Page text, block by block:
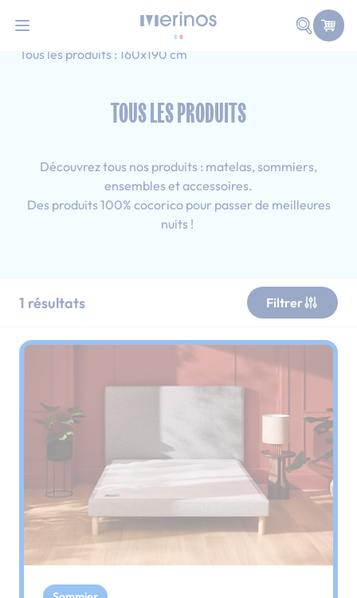
Faire
Accueil
Adulte
Tous les produits : 160x190 cm
TOUS LES PRODUITS
Découvrez tous nos produits : matelas, sommiers,
ensembles et accessoires.
Des produits 100% cocorico pour passer de meilleures
nuits !
1 résultats Filtrer